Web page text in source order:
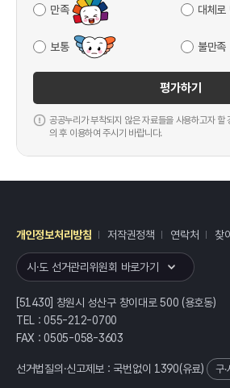
만족 대체로
보통 불만족
평가하기
공공누리가 부착되지 않은 자료들을 사용하고자 할
의 후 이용하여 주시기 바랍니다.
개인정보처리방침 저작권정책 연락처 찾
시·도 선거관리위원회 바로가기
[51430] 창원시 성산구 창이대로 500 (용호동)
TEL : 055-212-0700
FAX : 0505-058-3603
선거법질의·신고제보 : 국번없이 1390(유료) 구